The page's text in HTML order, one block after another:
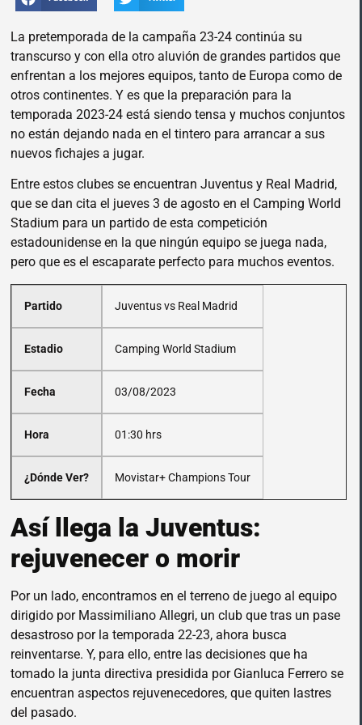
La pretemporada de la campaña 23-24 continúa su
transcurso y con ella otro aluvión de grandes partidos que
enfrentan a los mejores equipos, tanto de Europa como de
otros continentes. Y es que la preparación para la
temporada 2023-24 está siendo tensa y muchos conjuntos
no están dejando nada en el tintero para arrancar a sus
nuevos fichajes a jugar.
Entre estos clubes se encuentran Juventus y Real Madrid,
que se dan cita el jueves 3 de agosto en el Camping World
Stadium para un partido de esta competición
estadounidense en la que ningún equipo se juega nada,
pero que es el escaparate perfecto para muchos eventos.
Partido
Estadio
Fecha
Hora
¿Dónde Ver?
Juventus vs Real Madrid
Camping World Stadium
03/08/2023
01:30 hrs
Movistar+ Champions Tour
Así llega la Juventus:
rejuvenecer o morir
Por un lado, encontramos en el terreno de juego al equipo
dirigido por Massimiliano Allegri, un club que tras un pase
desastroso por la temporada 22-23, ahora busca
reinventarse. Y, para ello, entre las decisiones que ha
tomado la junta directiva presidida por Gianluca Ferrero se
encuentran aspectos rejuvenecedores, que quiten lastres
del pasado.